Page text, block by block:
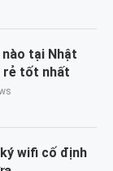
nào tại Nhật
rẻ tốt nhất
wifi cố định